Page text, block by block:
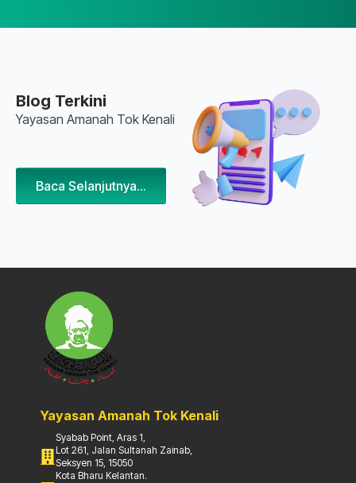
Blog Terkini
Yayasan Amanah Tok Kenali
Baca Selanjutnya...
Yayasan Amanah Tok Kenali
Syabab Point, Aras 1,
Lot 261, Jalan Sultanah Zainab,
Seksyen 15, 15050
Kota Bharu Kelantan.